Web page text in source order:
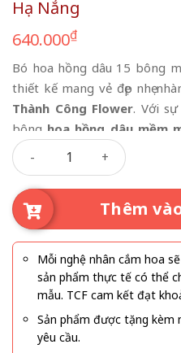
Hạ Nắng
640.000₫
Bó hoa hồng dâu 15 bông
thiết kế mang vẻ đẹp nhẹ
Thành Công Flower. Với
bông hoa hồng dâu mềm
xinh, bó hoa mang đến
lãng mạn giống như những
Đây là mẫu hoa rất được
gửi tặng những thông điệp
trang nhã.
Hạ Nắng số lượng
Thêm
Mỗi nghệ nhân cắm hoa
sản phẩm thực tế có thể
mẫu. TCF cam kết đạt
Sản phẩm được tặng kèm
yêu cầu.